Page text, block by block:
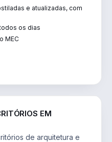
e atualizadas, com
os dias
MEC
EM
de arquitetura e